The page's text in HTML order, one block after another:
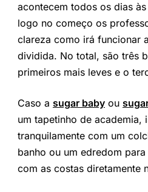
acontecem todos os dias
logo no começo os
clareza como irá funcionar
dividida. No total, são três
primeiros mais leves e o
Caso a sugar babyou
um tapetinho de academia,
tranquilamente com um
banho ou um edredom
com as costas diretamente